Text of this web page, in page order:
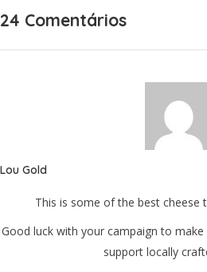
24 Comentários
Lou Gold
This is some of the best cheese
Good luck with your campaign to
support locally